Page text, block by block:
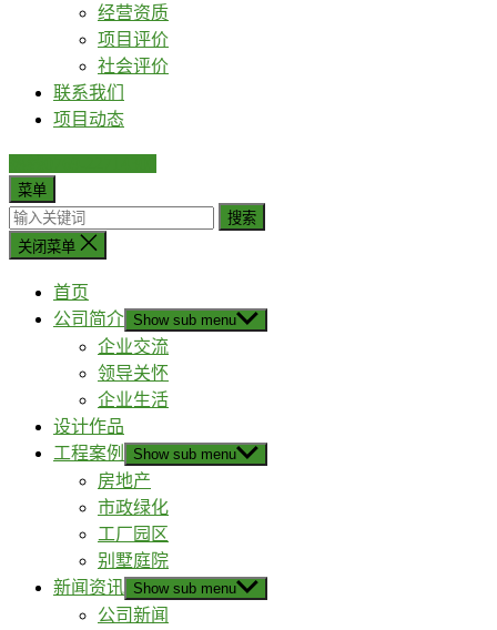
经营资质
项目评价
社会评价
联系我们
项目动态
菜单
搜索
关闭菜单
首页
公司简介 Show sub menu
企业交流
领导关怀
企业生活
设计作品
工程案例
Show sub menu
房地产
市政绿化
工厂园区
别墅庭院
新闻资讯 Show sub menu
公司新闻